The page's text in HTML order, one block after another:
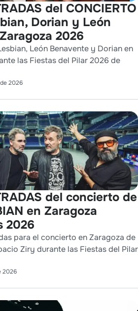
del CONCIERTO
Dorian y León
2026
León Benavente y Dorian en
las Fiestas del Pilar 2026 de
2026
del concierto de
en Zaragoza
2026
para el concierto en Zaragoza de
Ziry durante las Fiestas del Pilar
2026